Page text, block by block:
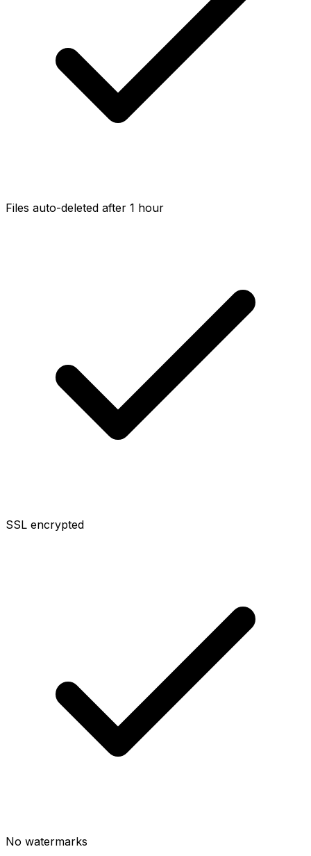
Files auto-deleted after 1 hour
SSL encrypted
No watermarks